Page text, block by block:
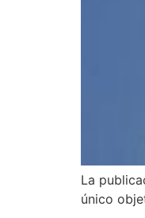
La
único